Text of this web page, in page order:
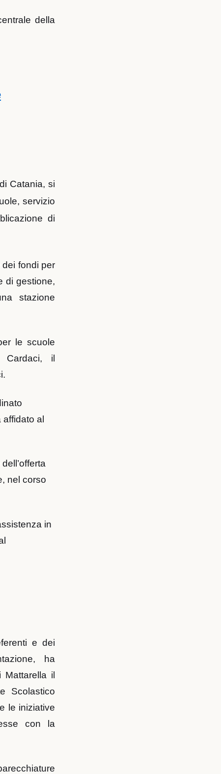
della
Catania, si
servizio
di
fondi per
di gestione,
stazione
le scuole
Cardaci, il
affidato al
nel corso
in
e dei
ha
il
Scolastico
le iniziative
con la